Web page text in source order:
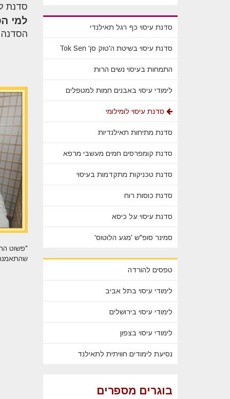
סדנת עיסוי כף רגל תאילנדי
סדנת עיסוי בשיטת ה'טוק סן' Tok Sen
התמחות בעיסוי נשים הרות
לימודי עיסוי באבנים חמות למטפלים
סדנת עיסוי לומילומי
סדנת מתיחות תאילנדיות
סדנת קומפרסים חמים מעשבי מרפא
סדנת טכניקות מתקדמות בעיסוי
סדנת כוסות רוח
סדנת עיסוי על כיסא
סמינר סופ"ש 'מגע הלוטוס'
טפסים להורדה
לימודי עיסוי בתל אביב
לימודי עיסוי בירושלים
לימודי עיסוי בצפון
נסיעת לימודים חוויתית לתאילנד
בוגרים מספרים
סדנת
למי
הסדנה
"פשוט